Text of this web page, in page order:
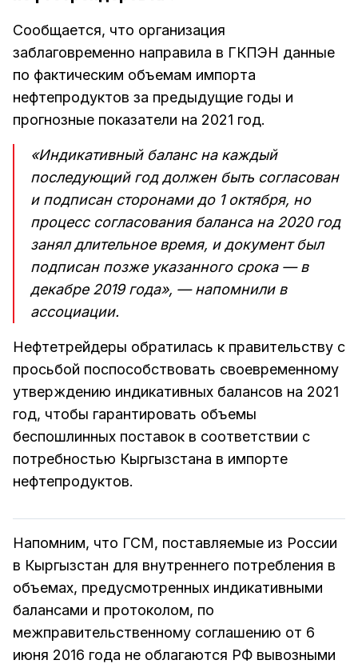
Сообщается, что организация
заблаговременно направила в ГКПЭН данные
по фактическим объемам импорта
нефтепродуктов за предыдущие годы и
прогнозные показатели на 2021 год.
«Индикативный баланс на каждый
последующий год должен быть согласован
и подписан сторонами до 1 октября, но
процесс согласования баланса на 2020 год
занял длительное время, и документ был
подписан позже указанного срока — в
декабре 2019 года», — напомнили в
ассоциации.
Нефтетрейдеры обратилась к правительству с
просьбой поспособствовать своевременному
утверждению индикативных балансов на 2021
год, чтобы гарантировать объемы
беспошлинных поставок в соответствии с
потребностью Кыргызстана в импорте
нефтепродуктов.
Напомним, что ГСМ, поставляемые из России
в Кыргызстан для внутреннего потребления в
объемах, предусмотренных индикативными
балансами и протоколом, по
межправительственному соглашению от 6
июня 2016 года не облагаются РФ вывозными